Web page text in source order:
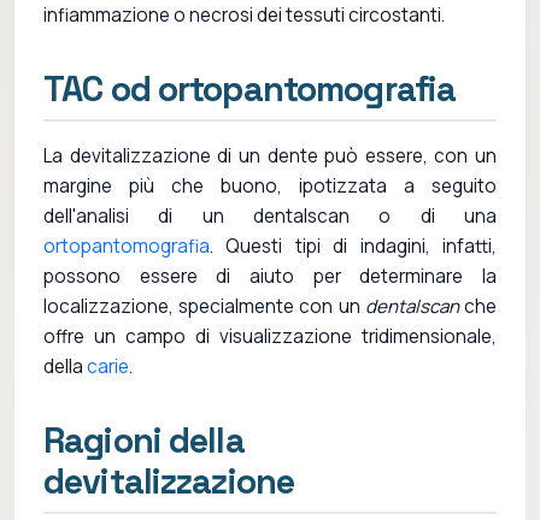
infiammazione o necrosi dei tessuti circostanti.
TAC od ortopantomografia
La devitalizzazione di un dente può essere, con un
margine più che buono, ipotizzata a seguito
dell'analisi di un dentalscan o di una
ortopantomografia. Questi tipi di indagini, infatti,
possono essere di aiuto per determinare la
localizzazione, specialmente con un dentalscanche
offre un campo di visualizzazione tridimensionale,
dellacarie.
Ragioni della
devitalizzazione